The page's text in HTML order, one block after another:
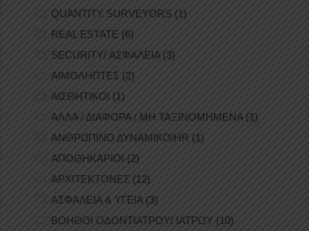
QUANTITY SURVEYORS (1)
REAL ESTATE (6)
SECURITY/ ΑΣΦΑΛΕΙΑ(3)
ΑΙΜΟΛΗΠΤΕΣ (2)
ΑΙΣΘΗΤΙΚΟΙ (1)
ΑΛΛΑ / ΔΙΑΦΟΡΑ / ΜΗ ΤΑΞΙΝΟΜΗΜΕΝΑ(1)
ΑΝΘΡΩΠΙΝΟ ΔΥΝΑΜΙΚΟ/HR (1)
ΑΠΟΘΗΚΑΡΙΟΙ (2)
ΑΡΧΙΤΕΚΤΟΝΕΣ (12)
ΑΣΦΑΛΕΙΑ & ΥΓΕΙΑ(3)
ΒΟΗΘΟΙ ΟΔΟΝΤΙΑΤΡΟΥ/ ΙΑΤΡΟΥ (10)